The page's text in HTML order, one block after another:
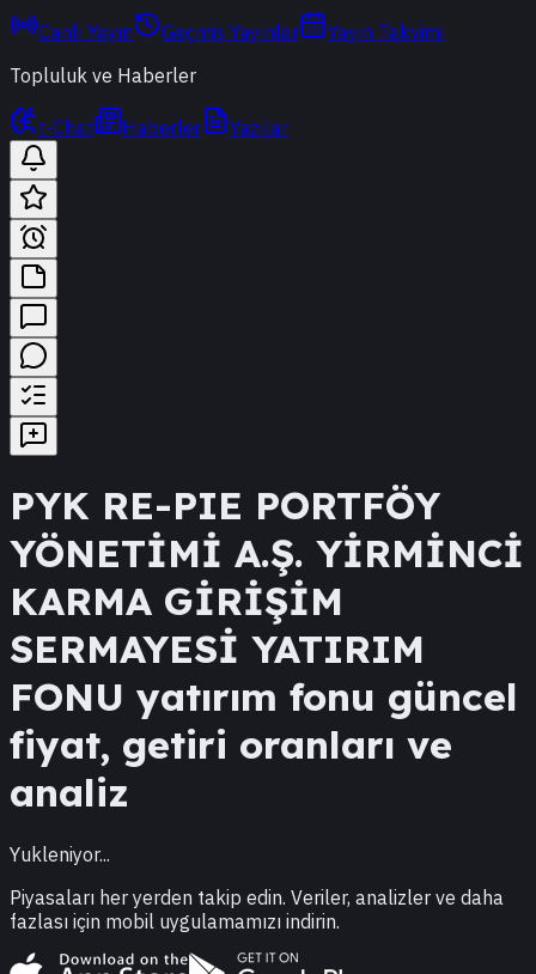
Canlı Yayın Geçmiş Yayınlar
Yayın Takvimi
Topluluk ve Haberler
t-Chat Haberler Yazılar
PYK RE-PIE PORTFÖY
YÖNETİMİ A.Ş. YİRMİNCİ
KARMA GİRİŞİM
SERMAYESİ YATIRIM
FONU yatırım fonu güncel
fiyat, getiri oranları ve
analiz
Yukleniyor...
Piyasaları her yerden takip edin. Veriler, analizler ve daha
fazlası için mobil uygulamamızı indirin.